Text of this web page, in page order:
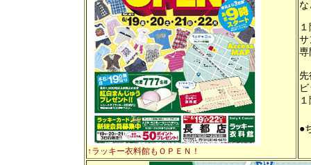
↑ラッキー衣料館もＯＰＥＮ！
サ
専
先
●